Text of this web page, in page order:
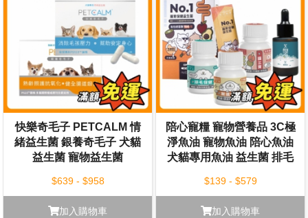
快樂奇毛子 PETCALM 情
緒益生菌 銀養奇毛子 犬貓
益生菌 寵物益生菌
$639 - $958
加入購物車
陪心寵糧 寵物營養品 3C極
淨魚油 寵物魚油 陪心魚油
犬貓專用魚油 益生菌 排毛
$139 - $579
加入購物車